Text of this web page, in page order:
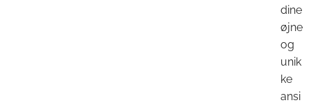
dine
øjne
og
unik
ke
ansi